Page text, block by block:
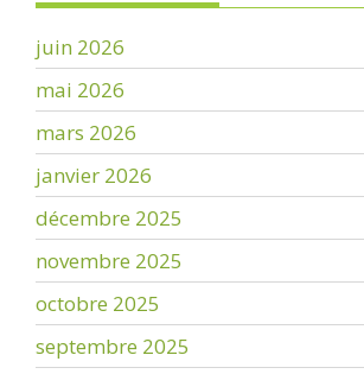
juin 2026
mai 2026
mars 2026
janvier 2026
décembre 2025
novembre 2025
octobre 2025
septembre 2025